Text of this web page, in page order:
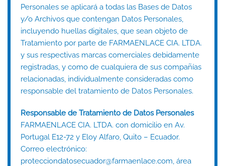
Personales se aplicará a todas las Bases de Datos
y/o Archivos que contengan Datos Personales,
incluyendo huellas digitales, que sean objeto de
Tratamiento por parte de FARMAENLACE CIA. LTDA.
y sus respectivas marcas comerciales debidamente
registradas, y como de cualquiera de sus compañías
relacionadas, individualmente consideradas como
responsable del tratamiento de Datos Personales.
Responsable de Tratamiento de Datos Personales
FARMAENLACE CIA. LTDA. con domicilio en Av.
Portugal E12-72 y Eloy Alfaro, Quito – Ecuador.
Correo electrónico:
protecciondatosecuador@farmaenlace.com, área